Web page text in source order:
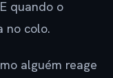
quando o
no colo.
alguém reage